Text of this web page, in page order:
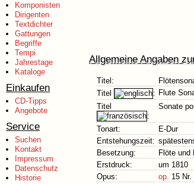
Komponisten
Dirigenten
Textdichter
Gattungen
Begriffe
Tempi
Jahrestage
Kataloge
Einkaufen
CD-Tipps
Angebote
Service
Suchen
Kontakt
Impressum
Datenschutz
Historie
Allgemeine Angaben
Titel:
Titel
: Flute
Titel
:
Sonate
Tonart:
E-Dur
Entstehungszeit:
Besetzung:
Flöte und
Erstdruck:
um 1810
Opus:
op. 15 Nr.